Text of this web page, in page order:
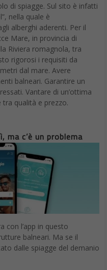
di spiagge. Sul sito è infatti
l”, nella quale è
alberghi aderenti. Per il
Mare, in provincia di
Riviera romagnola, tra
rigorosi i requisiti da
dal mare. Avere
balneari. Garantire un
Vantare di un’ottima
qualità e prezzo.
ma c’è un problema
con l’app in questo
balneari. Ma se il
dalle spiagge del demanio